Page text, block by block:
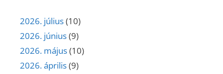
2026. július(10)
2026. június(9)
2026. május(10)
2026. április(9)